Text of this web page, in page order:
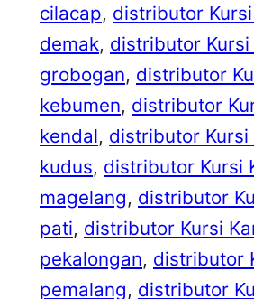
cilacap, distributor
demak, distributor Kursi
grobogan, distributor
kebumen, distributor
kendal, distributor Kursi
kudus, distributor Kursi
magelang, distributor
pati, distributor Kursi
pekalongan, distributor
pemalang, distributor